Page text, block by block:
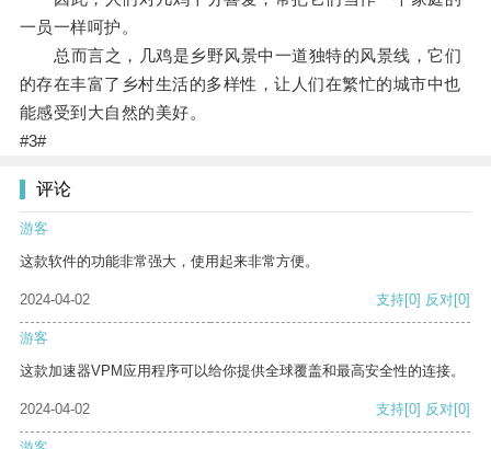
一员一样呵护。
总而言之，几鸡是乡野风景中一道独特的风景线，它们
的存在丰富了乡村生活的多样性，让人们在繁忙的城市中也
能感受到大自然的美好。
#3#
评论
游客
这款软件的功能非常强大，使用起来非常方便。
2024-04-02 支持[0] 反对[0]
游客
这款加速器VPM应用程序可以给你提供全球覆盖和最高安全性的连接。
2024-04-02 支持[0] 反对[0]